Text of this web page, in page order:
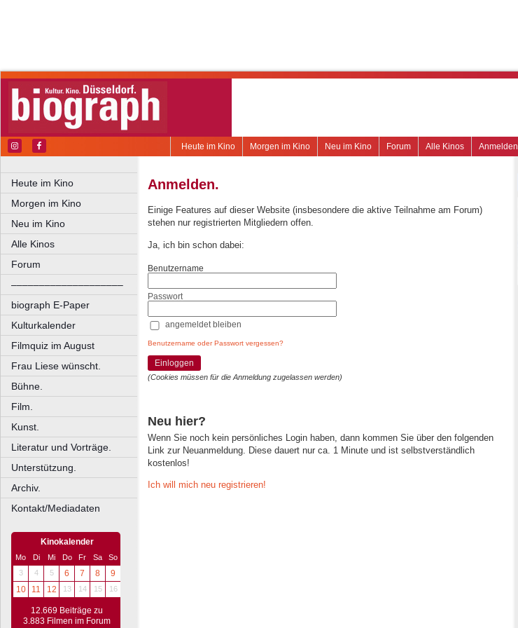
Anmelden
Alle Kinos
Forum
Neu im Kino
Morgen im Kino
Heute im Kino
Heute im Kino
Morgen im Kino
Neu im Kino
Alle Kinos
Forum
––––––––––––––––––––
biograph E-Paper
Kulturkalender
Filmquiz im August
Frau Liese wünscht.
Bühne.
Film.
Kunst.
Literatur und Vorträge.
Unterstützung.
Archiv.
Kontakt/Mediadaten
Kinokalender
Mo Di Mi Do Fr Sa
So
3
4 5 6 7 8
9
10
11 12 13 14 15 16
12.669 Beiträge zu
3.883 Filmen im Forum
Anmelden.
Einige Features auf dieser Website (insbesondere die aktive Teilnahme am Forum)
stehen nur registrierten Mitgliedern offen.
Ja, ich bin schon dabei:
Benutzername
Passwort
angemeldet bleiben
Benutzername oder Passwort vergessen?
Einloggen
(Cookies müssen für die Anmeldung zugelassen werden)
Neu hier?
Wenn Sie noch kein persönliches Login haben, dann kommen Sie über den folgenden
Link zur Neuanmeldung. Diese dauert nur ca. 1 Minute und ist selbstverständlich
kostenlos!
Ich will mich neu registrieren!